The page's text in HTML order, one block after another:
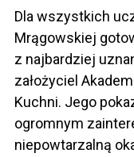
Dla wszystkich
Mrągowskiej
z najbardziej
założyciel
Kuchni. Jego
ogromnym
niepowtarzalną